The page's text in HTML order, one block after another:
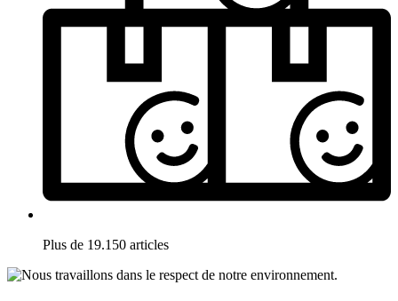
Plus de 19.150 articles